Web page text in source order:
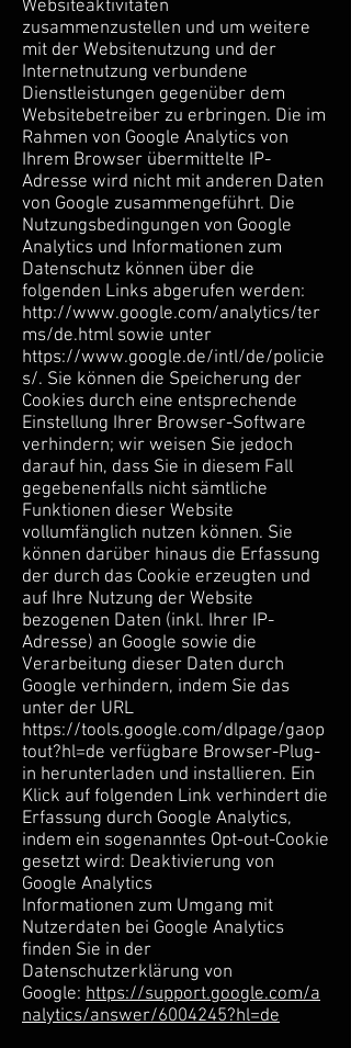
Websiteaktivitäten
zusammenzustellen und um weitere
mit der Websitenutzung und der
Internetnutzung verbundene
Dienstleistungen gegenüber dem
Websitebetreiber zu erbringen. Die im
Rahmen von Google Analytics von
Ihrem Browser übermittelte IP-
Adresse wird nicht mit anderen Daten
von Google zusammengeführt. Die
Nutzungsbedingungen von Google
Analytics und Informationen zum
Datenschutz können über die
folgenden Links abgerufen werden:
http://www.google.com/analytics/ter
ms/de.html sowie unter
https://www.google.de/intl/de/policie
s/. Sie können die Speicherung der
Cookies durch eine entsprechende
Einstellung Ihrer Browser-Software
verhindern; wir weisen Sie jedoch
darauf hin, dass Sie in diesem Fall
gegebenenfalls nicht sämtliche
Funktionen dieser Website
vollumfänglich nutzen können. Sie
können darüber hinaus die Erfassung
der durch das Cookie erzeugten und
auf Ihre Nutzung der Website
bezogenen Daten (inkl. Ihrer IP-
Adresse) an Google sowie die
Verarbeitung dieser Daten durch
Google verhindern, indem Sie das
unter der URL
https://tools.google.com/dlpage/gaop
tout?hl=de verfügbare Browser-Plug-
in herunterladen und installieren. Ein
Klick auf folgenden Link verhindert die
Erfassung durch Google Analytics,
indem ein sogenanntes Opt-out-Cookie
gesetzt wird: Deaktivierung von
Google Analytics
Informationen zum Umgang mit
Nutzerdaten bei Google Analytics
finden Sie in der
Datenschutzerklärung von
Google: https://support.google.com/a
nalytics/answer/6004245?hl=de